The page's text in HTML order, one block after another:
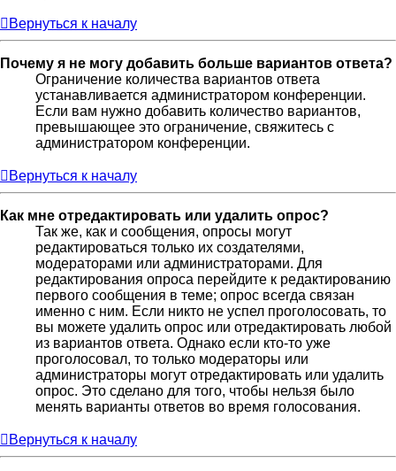
Вернуться к началу
Почему я не могу добавить больше вариантов ответа?
Ограничение количества вариантов ответа
устанавливается администратором конференции.
Если вам нужно добавить количество вариантов,
превышающее это ограничение, свяжитесь с
администратором конференции.
Вернуться к началу
Как мне отредактировать или удалить опрос?
Так же, как и сообщения, опросы могут
редактироваться только их создателями,
модераторами или администраторами. Для
редактирования опроса перейдите к редактированию
первого сообщения в теме; опрос всегда связан
именно с ним. Если никто не успел проголосовать, то
вы можете удалить опрос или отредактировать любой
из вариантов ответа. Однако если кто-то уже
проголосовал, то только модераторы или
администраторы могут отредактировать или удалить
опрос. Это сделано для того, чтобы нельзя было
менять варианты ответов во время голосования.
Вернуться к началу